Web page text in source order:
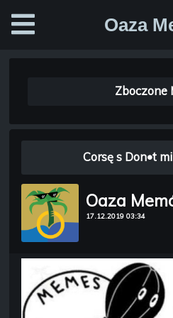
Oaza
Zboczone
Oaza
17.12.2019 03:34
Corsę s Don•t